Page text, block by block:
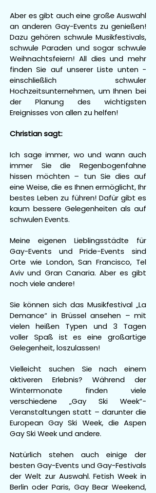
Aber es gibt auch eine große Auswahl
an anderen Gay-Events zu genießen!
Dazu gehören schwule Musikfestivals,
schwule Paraden und sogar schwule
Weihnachtsfeiern! All dies und mehr
finden Sie auf unserer Liste unten -
einschließlich schwuler
Hochzeitsunternehmen, um Ihnen bei
der Planung des wichtigsten
Ereignisses von allen zu helfen!
Christian sagt:
Ich sage immer, wo und wann auch
immer Sie die Regenbogenfahne
hissen möchten – tun Sie dies auf
eine Weise, die es Ihnen ermöglicht, Ihr
bestes Leben zu führen! Dafür gibt es
kaum bessere Gelegenheiten als auf
schwulen Events.
Meine eigenen Lieblingsstädte für
Gay-Events und Pride-Events sind
Orte wie London, San Francisco, Tel
Aviv und Gran Canaria. Aber es gibt
noch viele andere!
Sie können sich das Musikfestival „La
Demance“ in Brüssel ansehen – mit
vielen heißen Typen und 3 Tagen
voller Spaß ist es eine großartige
Gelegenheit, loszulassen!
Vielleicht suchen Sie nach einem
aktiveren Erlebnis? Während der
Wintermonate finden viele
verschiedene „Gay Ski Week“-
Veranstaltungen statt – darunter die
European Gay Ski Week, die Aspen
Gay Ski Week und andere.
Natürlich stehen auch einige der
besten Gay-Events und Gay-Festivals
der Welt zur Auswahl. Fetish Week in
Berlin oder Paris, Gay Bear Weekend,